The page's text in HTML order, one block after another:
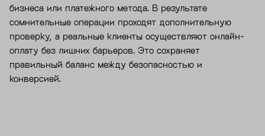
бизнеса или платежного метода. В результате
сомнительные операции проходят дополнительную
проверку, а реальные клиенты осуществляют онлайн-
оплату без лишних барьеров. Это сохраняет
правильный баланс между безопасностью и
конверсией.